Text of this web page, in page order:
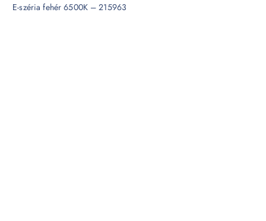
E-széria fehér 6500K – 215963